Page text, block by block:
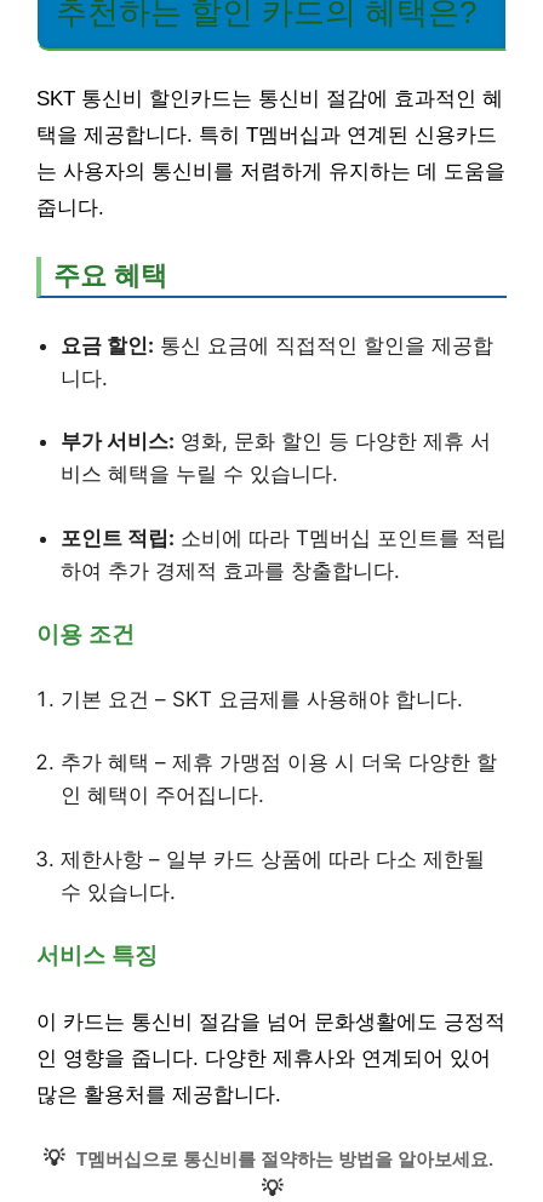
추천하는 할인 카드의 혜택은?
SKT 통신비 할인카드는 통신비 절감에 효과적인 혜
택을 제공합니다. 특히 T멤버십과 연계된 신용카드
는 사용자의 통신비를 저렴하게 유지하는 데 도움을
줍니다.
주요 혜택
요금 할인: 통신 요금에 직접적인 할인을 제공합
니다.
부가 서비스: 영화, 문화 할인 등 다양한 제휴 서
비스 혜택을 누릴 수 있습니다.
포인트 적립: 소비에 따라 T멤버십 포인트를 적립
하여 추가 경제적 효과를 창출합니다.
이용 조건
기본 요건 – SKT 요금제를 사용해야 합니다.
추가 혜택 – 제휴 가맹점 이용 시 더욱 다양한 할
인 혜택이 주어집니다.
제한사항 – 일부 카드 상품에 따라 다소 제한될
수 있습니다.
서비스 특징
이 카드는 통신비 절감을 넘어 문화생활에도 긍정적
인 영향을 줍니다. 다양한 제휴사와 연계되어 있어
많은 활용처를 제공합니다.
💡 T멤버십으로 통신비를 절약하는 방법을 알아보세요.
💡